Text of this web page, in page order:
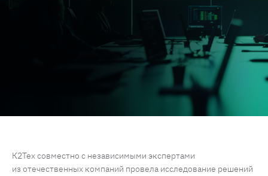
К2Тех совместно с независимыми экспертами
из отечественных компаний провела исследование решений